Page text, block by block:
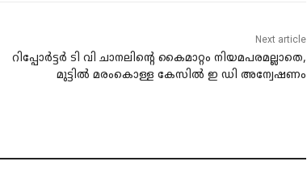
Next article
റിപ്പോർട്ടർ ടി വി ചാനലിന്റെ കൈമാറ്റം നിയമപരമല്ലാതെ,
മുട്ടിൽ മരംകൊള്ള കേസിൽ ഇ ഡി അന്വേഷണം